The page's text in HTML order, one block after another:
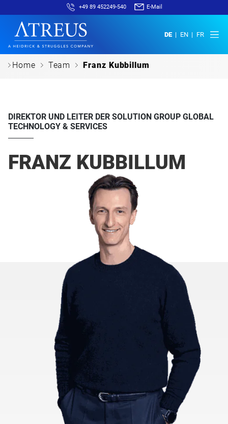
+49 89 452249-540 E-Mail
DE EN FR
c Home c Team cFranz Kubbillum
DIREKTOR UND LEITER DER SOLUTION GROUP GLOBAL
TECHNOLOGY & SERVICES
FRANZ KUBBILLUM